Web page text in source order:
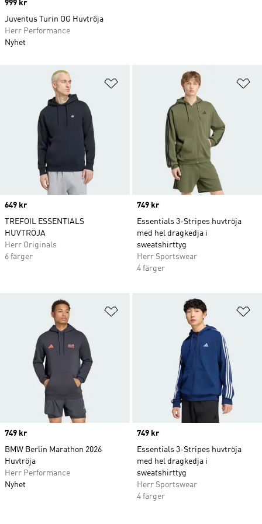
Lägg till på önskelistan
Price
649 kr
TREFOIL ESSENTIALS
HUVTRÖJA
Herr Originals
6 färger
Price
749 kr
Essentials 3-Stripes huvtröja
med hel dragkedja i
sweatshirttyg
Herr Sportswear
4 färger
Lägg till på önskelistan
Price
749 kr
BMW Berlin Marathon 2026
Huvtröja
Herr Performance
Nyhet
Price
749 kr
Essentials 3-Stripes huvtröja
med hel dragkedja i
sweatshirttyg
Herr Sportswear
4 färger
Price
999 kr
Juventus Turin OG Huvtröja
Herr Performance
Nyhet